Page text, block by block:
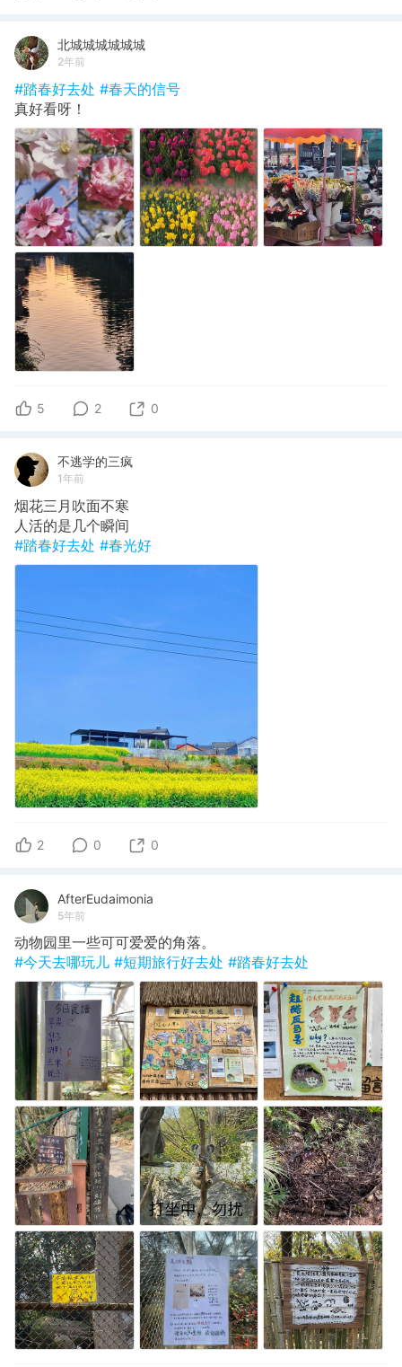
北城城城城城城
2年前
#踏春好去处 #春天的信号
真好看呀！
5 2 0
不逃学的三疯
1年前
烟花三月吹面不寒
人活的是几个瞬间
#踏春好去处 #春光好
2 0 0
AfterEudaimonia
5年前
动物园里一些可可爱爱的角落。
#今天去哪玩儿 #短期旅行好去处 #踏春好去处